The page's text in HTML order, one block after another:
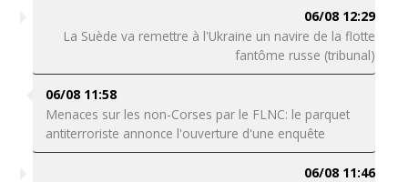
06/08 12:29
La Suède va remettre à l'Ukraine un navire de la flotte
fantôme russe (tribunal)
06/08 11:58
Menaces sur les non-Corses par le FLNC: le parquet
antiterroriste annonce l'ouverture d'une enquête
06/08 11:46